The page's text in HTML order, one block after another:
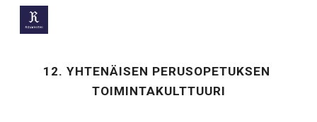
Skip to main content
12. YHTENÄISEN PERUSOPETUKSEN
TOIMINTAKULTTUURI